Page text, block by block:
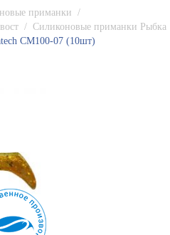
приманки
/
/ Силиконовые приманки Рыбка
СМ100-07 (10шт)